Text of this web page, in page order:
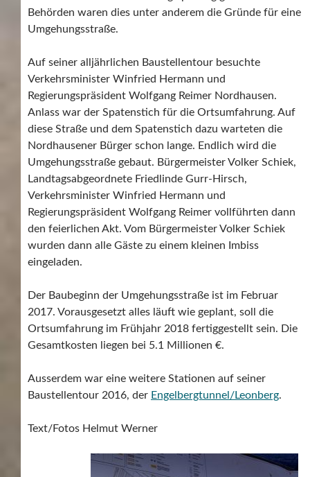
Behörden waren dies unter anderem die Gründe für eine
Umgehungsstraße.
Auf seiner alljährlichen Baustellentour besuchte
Verkehrsminister Winfried Hermann und
Regierungspräsident Wolfgang Reimer Nordhausen.
Anlass war der Spatenstich für die Ortsumfahrung. Auf
diese Straße und dem Spatenstich dazu warteten die
Nordhausener Bürger schon lange. Endlich wird die
Umgehungsstraße gebaut. Bürgermeister Volker Schiek,
Landtagsabgeordnete Friedlinde Gurr-Hirsch,
Verkehrsminister Winfried Hermann und
Regierungspräsident Wolfgang Reimer vollführten dann
den feierlichen Akt. Vom Bürgermeister Volker Schiek
wurden dann alle Gäste zu einem kleinen Imbiss
eingeladen.
Der Baubeginn der Umgehungsstraße ist im Februar
2017. Vorausgesetzt alles läuft wie geplant, soll die
Ortsumfahrung im Frühjahr 2018 fertiggestellt sein. Die
Gesamtkosten liegen bei 5.1 Millionen €.
Ausserdem war eine weitere Stationen auf seiner
Baustellentour 2016, der Engelbergtunnel/Leonberg.
Text/Fotos Helmut Werner